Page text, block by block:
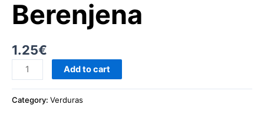
Berenjena
1.25€
Add to cart
Category: Verduras